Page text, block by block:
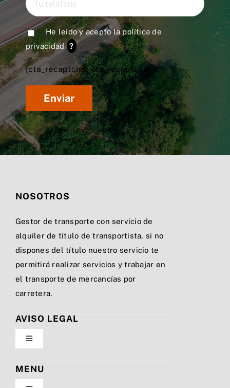
He leido y acepto lapolítica de
privacidad ?
[cta_recaptcha* cta_recaptcha]
NOSOTROS
Gestor de transporte con servicio de
alquiler de título de transportista, si no
dispones del título nuestro servicio te
permitirá realizar servicios y trabajar en
el transporte de mercancías por
carretera.
AVISO LEGAL
Toggle
Navigation
Política de privacidad
MENU